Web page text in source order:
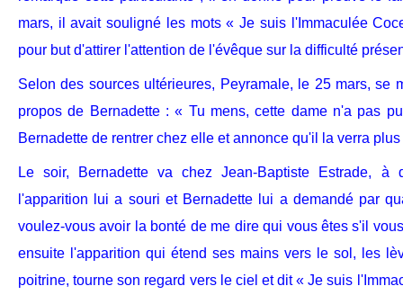
mars, il avait souligné les mots « Je suis l'Immaculée
pour but d'attirer l'attention de l'évêque sur la difficulté
Selon des sources ultérieures, Peyramale, le 25 mars, se
propos de Bernadette : « Tu mens, cette dame n'a pas
Bernadette de rentrer chez elle et annonce qu'il la verra plus
Le soir, Bernadette va chez Jean-Baptiste Estrade,
l'apparition lui a souri et Bernadette lui a demandé par
voulez-vous avoir la bonté de me dire qui vous êtes s'il
ensuite l'apparition qui étend ses mains vers le sol, les
poitrine, tourne son regard vers le ciel et dit « Je suis